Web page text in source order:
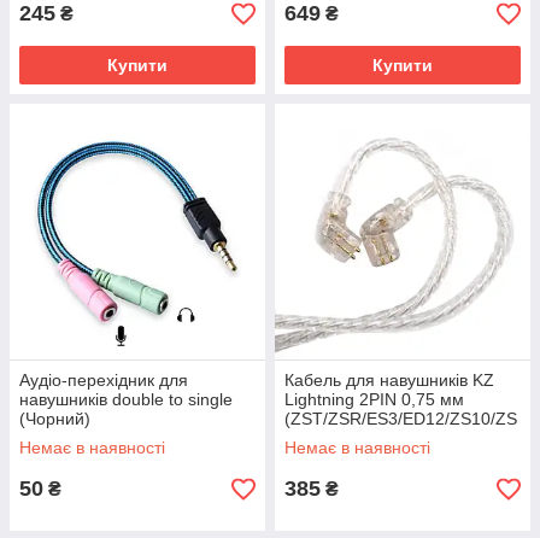
245 ₴
Купити
649 ₴
Купити
Аудіо-перехідник для
навушників double to single
(Чорний)
Немає в наявності
50 ₴
Кабель для навушників KZ
Lightning 2PIN 0,75 мм
(ZST/ZSR/ES3/ED12/ZS10/ZS
N/AS10/BA10) (Білий)
Немає в наявності
385 ₴